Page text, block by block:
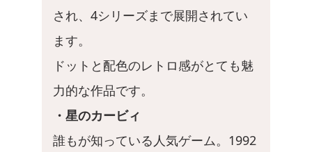
され、4シリーズまで展開されてい
ます。
ドットと配色のレトロ感がとても魅
力的な作品です。
・星のカービィ
誰もが知っている人気ゲーム。1992